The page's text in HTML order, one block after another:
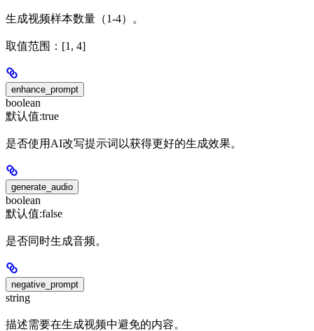
生成视频样本数量（1-4）。
取值范围：[1, 4]
enhance_prompt
boolean
默认值:true
是否使用AI改写提示词以获得更好的生成效果。
generate_audio
boolean
默认值:false
是否同时生成音频。
negative_prompt
string
描述需要在生成视频中避免的内容。